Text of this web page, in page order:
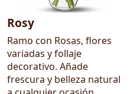
Rosy
Ramo con Rosas, flores
variadas y follaje
decorativo. Añade
frescura y belleza natural